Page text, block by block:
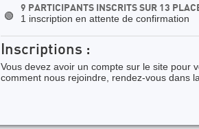
🟢
9 PARTICIPANTS INSCRITS SUR 13
1 inscription en attente de confirmation
Inscriptions :
Vous devez avoir un compte sur le site pour
comment nous rejoindre, rendez-vous dans